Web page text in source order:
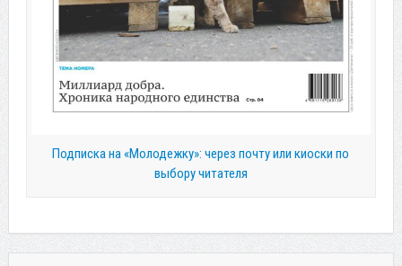
Подписка на «Молодежку»: через почту или киоски по
выбору читателя